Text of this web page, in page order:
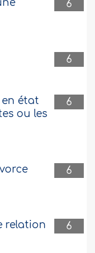
6
6
6
état
ou les
6
6
relation